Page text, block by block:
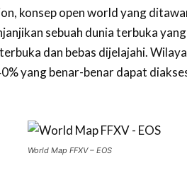
konsep open world yang
sebuah dunia terbuka
dan bebas dijelajahi.
yang benar-benar dapat
World Map FFXV – EOS